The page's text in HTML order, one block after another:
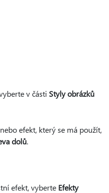
v části Styly obrázků
efekt, který se má použít,
dolů.
efekt, vyberte Efekty